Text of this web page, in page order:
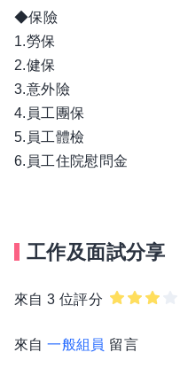
【我們期待這樣的您】
如果您具備責任感、服務
市公司集團中發展專業職
工保全誠摯邀請您加入。
加入中工保全，一起守護
◆保險
1.勞保
2.健保
3.意外險
4.員工團保
5.員工體檢
6.員工住院慰問金
工作及面試分享
來自 3 位評分
來自一般組員 留言